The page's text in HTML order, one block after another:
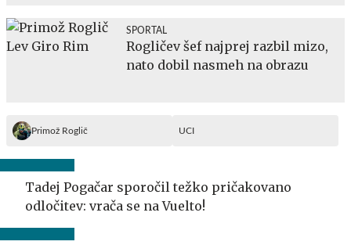
SPORTAL
Rogličev šef najprej razbil mizo,
nato dobil nasmeh na obrazu
Primož Roglič UCI
Tadej Pogačar sporočil težko pričakovano
odločitev: vrača se na Vuelto!